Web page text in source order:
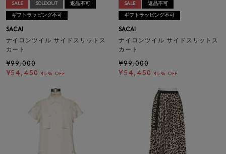
SALE SOLDOUT 返品不可
ギフトラッピング不可
SACAI
ナイロンツイル サイドスリットス
カート
¥99,000
¥54,450 45% OFF
SALE 返品不可
ギフトラッピング不可
SACAI
ナイロンツイル サイドスリットス
カート
¥99,000
¥54,450 45% OFF